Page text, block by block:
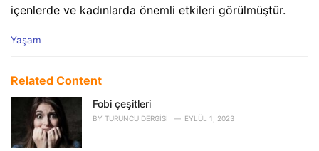
içenlerde ve kadınlarda önemli etkileri görülmüştür.
C
e
e
Yaşam
Related Content
Fobi çeşitleri
BY TURUNCU DERGISI EYLÜL 1, 2023